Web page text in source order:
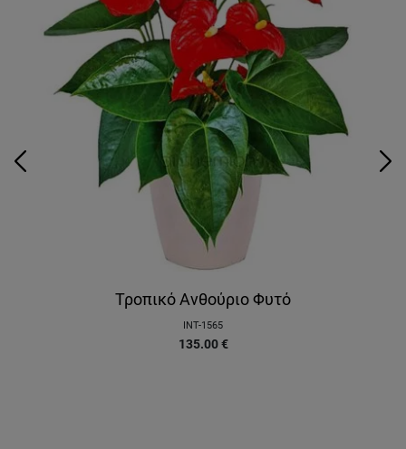
Τροπικό Ανθούριο Φυτό
INT-1565
135.00 €